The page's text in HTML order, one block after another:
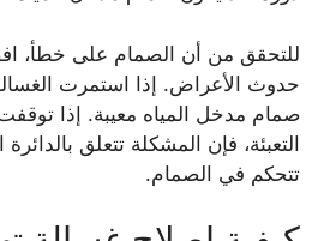
للتحقق من أن الصمام على خطأ،
حدوث الأعراض. إذا استمرت
صمام مدخل المياه معيبة. إذا
التعبئة، فإن المشكلة تتعلق بالدائرة
تتحكم في الصمام.